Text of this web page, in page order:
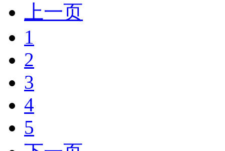
上一页
1
2
3
4
5